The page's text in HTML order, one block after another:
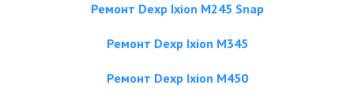
Ремонт Dexp Ixion M245 Snap
Ремонт Dexp Ixion M345
Ремонт Dexp Ixion M450